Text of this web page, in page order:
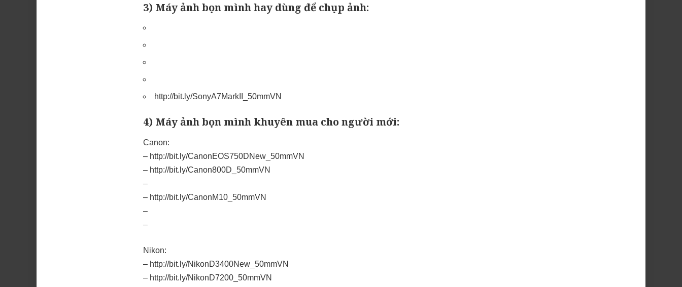
3) Máy ảnh bọn mình hay dùng để chụp ảnh:
http://bit.ly/SonyA7MarkII_50mmVN
4) Máy ảnh bọn mình khuyên mua cho người mới:
Canon:
– http://bit.ly/CanonEOS750DNew_50mmVN
– http://bit.ly/Canon800D_50mmVN
–
– http://bit.ly/CanonM10_50mmVN
–
–
Nikon:
– http://bit.ly/NikonD3400New_50mmVN
– http://bit.ly/NikonD7200_50mmVN